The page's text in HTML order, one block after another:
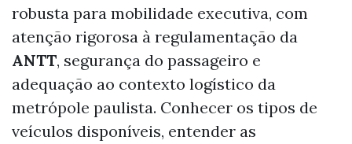
robusta para mobilidade executiva, com
atenção rigorosa à regulamentação da
ANTT, segurança do passageiro e
adequação ao contexto logístico da
metrópole paulista. Conhecer os tipos de
veículos disponíveis, entender as